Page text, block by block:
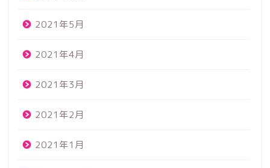
2021年5月
2021年4月
2021年3月
2021年2月
2021年1月